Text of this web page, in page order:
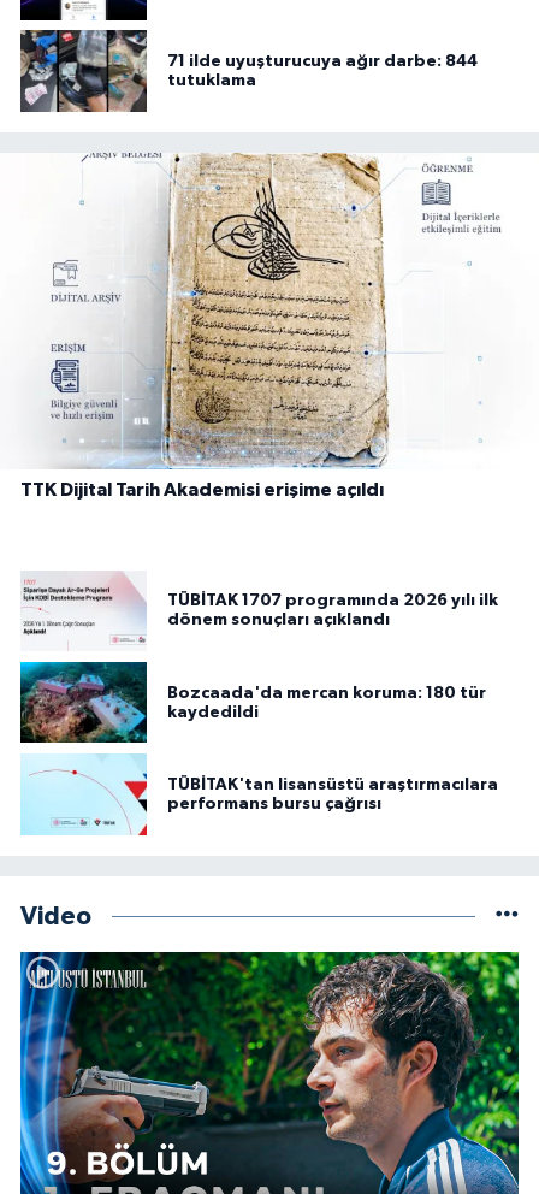
71 ilde uyuşturucuya ağır darbe: 844
tutuklama
TTK Dijital Tarih Akademisi erişime açıldı
TÜBİTAK 1707 programında 2026 yılı ilk
dönem sonuçları açıklandı
Bozcaada'da mercan koruma: 180 tür
kaydedildi
TÜBİTAK'tan lisansüstü araştırmacılara
performans bursu çağrısı
Video